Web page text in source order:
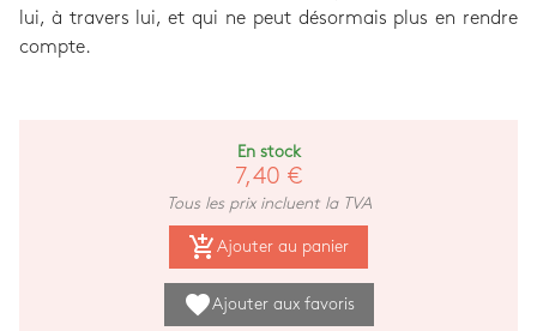
lui, à travers lui, et qui ne peut désormais plus en rendre
compte.
En stock
7,40 €
Tous les prix incluent la TVA
add_shopping_cart Ajouter au panier
favoriteAjouter aux favoris